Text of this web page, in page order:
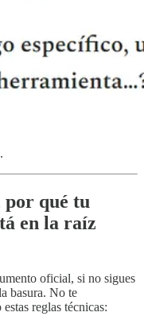
por qué tu
en la raíz
oficial, si no sigues
basura. No te
reglas técnicas: